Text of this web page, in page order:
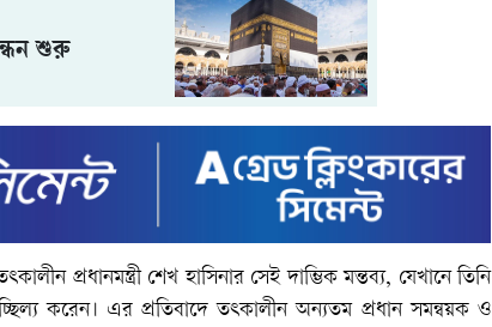
শুরু
প্রধানমন্ত্রী শেখ হাসিনার সেই দাম্ভিক মন্তব্য, যেখানে তিনি
করেন। এর প্রতিবাদে তৎকালীন অন্যতম প্রধান সমন্বয়ক ও